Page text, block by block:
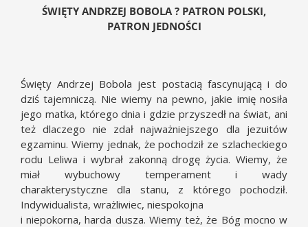
ŚWIĘTY ANDRZEJ BOBOLA ? PATRON POLSKI,
PATRON JEDNOŚCI
Święty Andrzej Bobola jest postacią fascynującą i do
dziś tajemniczą. Nie wiemy na pewno, jakie imię nosiła
jego matka, którego dnia i gdzie przyszedł na świat, ani
też dlaczego nie zdał najważniejszego dla jezuitów
egzaminu. Wiemy jednak, że pochodził ze szlacheckiego
rodu Leliwa i wybrał zakonną drogę życia. Wiemy, że
miał wybuchowy temperament i wady
charakterystyczne dla stanu, z którego pochodził.
Indywidualista, wrażliwiec, niespokojna
i niepokorna, harda dusza. Wiemy też, że Bóg mocno w